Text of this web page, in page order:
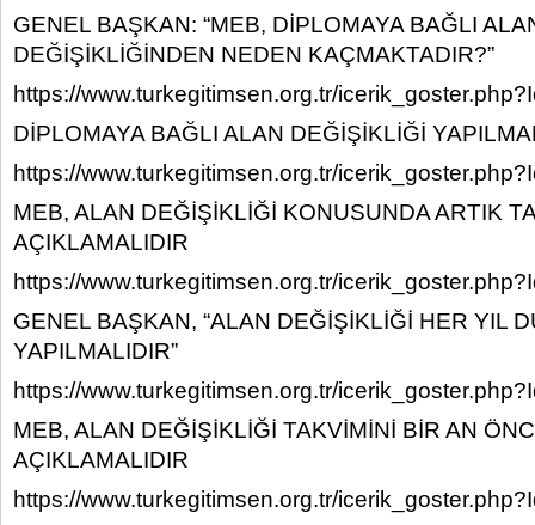
GENEL BAŞKAN: “MEB, DİPLOMAYA BAĞLI
DEĞİŞİKLİĞİNDEN NEDEN KAÇMAKTADIR?”
https://www.turkegitimsen.org.tr/
DİPLOMAYA BAĞLI ALAN DEĞİŞİKLİĞİ
https://www.turkegitimsen.org.tr/
MEB, ALAN DEĞİŞİKLİĞİ KONUSUNDA ARTIK
AÇIKLAMALIDIR
https://www.turkegitimsen.org.tr/
GENEL BAŞKAN, “ALAN DEĞİŞİKLİĞİ HER YIL
YAPILMALIDIR”
https://www.turkegitimsen.org.tr/
MEB, ALAN DEĞİŞİKLİĞİ TAKVİMİNİ BİR AN
AÇIKLAMALIDIR
https://www.turkegitimsen.org.tr/